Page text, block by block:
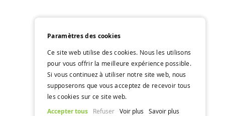
Paramètres des cookies
Ce site web utilise des cookies. Nous les utilisons
pour vous offrir la meilleure expérience possible.
Si vous continuez à utiliser notre site web, nous
supposerons que vous acceptez de recevoir tous
les cookies sur ce site web.
Accepter tous Refuser Voir plus Savoir plus